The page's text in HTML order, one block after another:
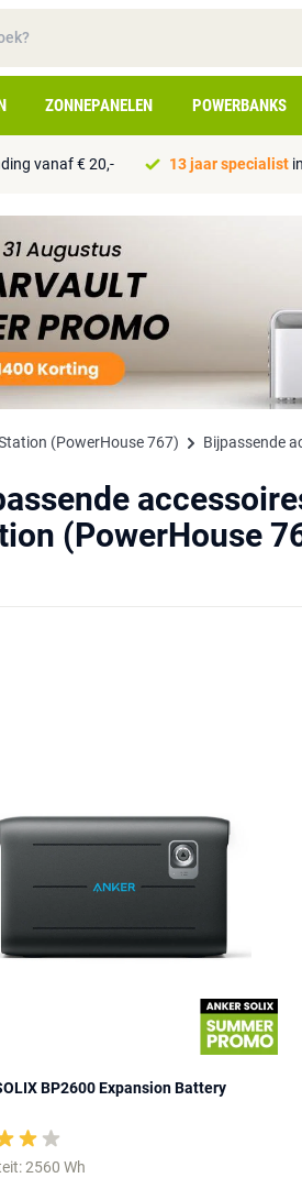
ZONNEPANELEN POWERBANKS
vanaf € 20,- 13 jaar specialist
(PowerHouse 767) Bijpassende
(PowerHouse
BP2600 Expansion Battery
2560 Wh